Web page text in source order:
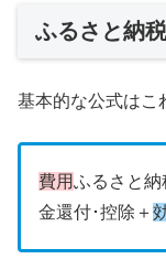
ふるさと納
基本的な公式はこ
費用ふるさと納
金還付･控除＋